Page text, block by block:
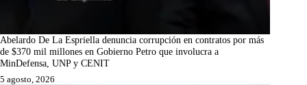
Abelardo De La Espriella denuncia corrupción en contratos por más
de $370 mil millones en Gobierno Petro que involucra a
MinDefensa, UNP y CENIT
5 agosto, 2026